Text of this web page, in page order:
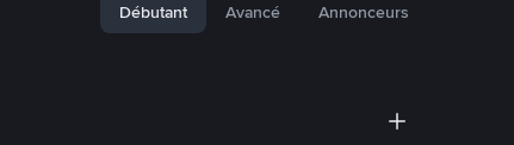
Débutant Avancé Annonceurs